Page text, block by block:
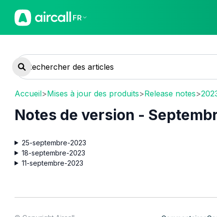
FR
Accueil>Mises à jour des produits>Release notes>
Notes de version -
25-septembre-2023
18-septembre-2023
11-septembre-2023